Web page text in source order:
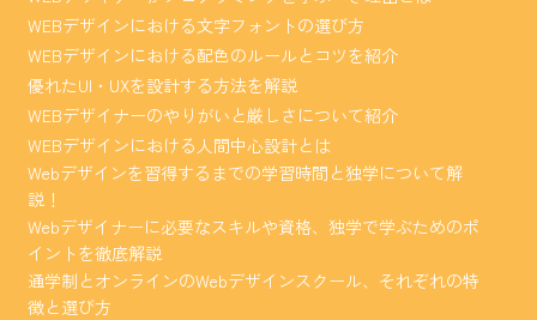
WEBデザインにおける文字フォントの選び方
WEBデザインにおける配色のルールとコツを紹介
優れたUI・UXを設計する方法を解説
WEBデザイナーのやりがいと厳しさについて紹介
WEBデザインにおける人間中心設計とは
Webデザインを習得するまでの学習時間と独学について解
説！
Webデザイナーに必要なスキルや資格、独学で学ぶためのポ
イントを徹底解説
通学制とオンラインのWebデザインスクール、それぞれの特
徴と選び方